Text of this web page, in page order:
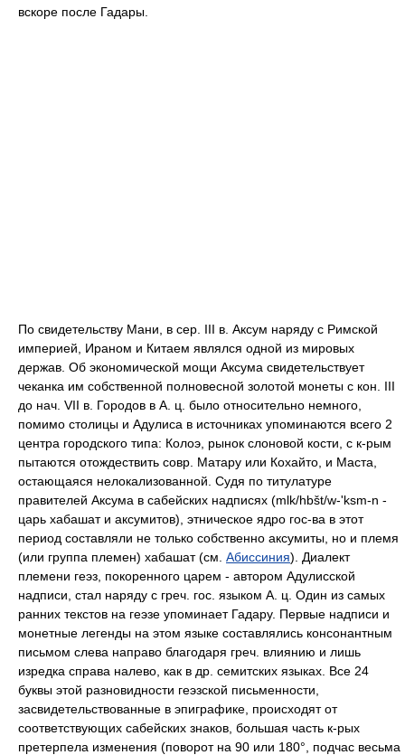
вскоре после Гадары.
По свидетельству Мани, в сер. III в. Аксум наряду с Римской
империей, Ираном и Китаем являлся одной из мировых
держав. Об экономической мощи Аксума свидетельствует
чеканка им собственной полновесной золотой монеты с кон. III
до нач. VII в. Городов в А. ц. было относительно немного,
помимо столицы и Адулиса в источниках упоминаются всего 2
центра городского типа: Колоэ, рынок слоновой кости, с к-рым
пытаются отождествить совр. Матару или Кохайто, и Маста,
остающаяся нелокализованной. Судя по титулатуре
правителей Аксума в сабейских надписях (mlk/hbšt/w-'ksm-n -
царь хабашат и аксумитов), этническое ядро гос-ва в этот
период составляли не только собственно аксумиты, но и племя
(или группа племен) хабашат (см. Абиссиния). Диалект
племени геэз, покоренного царем - автором Адулисской
надписи, стал наряду с греч. гос. языком А. ц. Один из самых
ранних текстов на геэзе упоминает Гадару. Первые надписи и
монетные легенды на этом языке составлялись консонантным
письмом слева направо благодаря греч. влиянию и лишь
изредка справа налево, как в др. семитских языках. Все 24
буквы этой разновидности геэзской письменности,
засвидетельствованные в эпиграфике, происходят от
соответствующих сабейских знаков, большая часть к-рых
претерпела изменения (поворот на 90 или 180°, подчас весьма